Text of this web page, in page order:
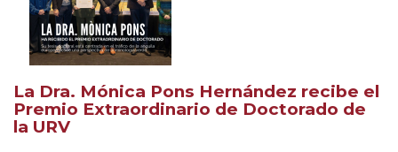
La Dra. Mónica Pons Hernández recibe el
Premio Extraordinario de Doctorado de
la URV